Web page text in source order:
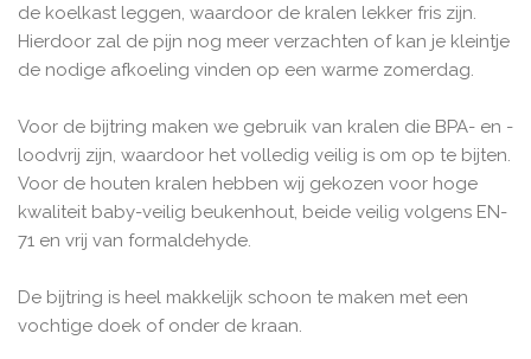
de koelkast leggen, waardoor de kralen lekker fris zijn.
Hierdoor zal de pijn nog meer verzachten of kan je kleintje
de nodige afkoeling vinden op een warme zomerdag.
Voor de bijtring maken we gebruik van kralen die BPA- en -
loodvrij zijn, waardoor het volledig veilig is om op te bijten.
Voor de houten kralen hebben wij gekozen voor hoge
kwaliteit baby-veilig beukenhout, beide veilig volgens EN-
71 en vrij van formaldehyde.
De bijtring is heel makkelijk schoon te maken met een
vochtige doek of onder de kraan.